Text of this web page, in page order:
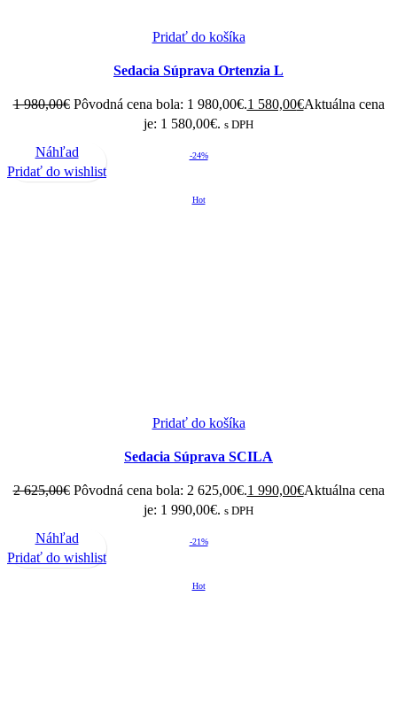
Pridať do košíka
Sedacia Súprava Ortenzia L
1 980,00€ Pôvodná cena bola: 1 980,00€.1 580,00€Aktuálna cena
je: 1 580,00€. s DPH
-24%
Hot
Náhľad
Pridať do wishlist
Pridať do košíka
Sedacia Súprava SCILA
2 625,00€ Pôvodná cena bola: 2 625,00€.1 990,00€Aktuálna cena
je: 1 990,00€. s DPH
-21%
Hot
Náhľad
Pridať do wishlist